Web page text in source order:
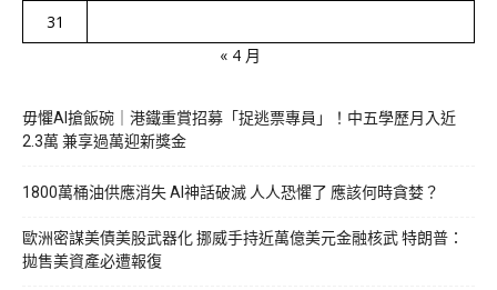
31
« 4 月
毋懼AI搶飯碗｜港鐵重賞招募「捉逃票專員」！中五學歷月入近
2.3萬 兼享過萬迎新獎金
1800萬桶油供應消失 AI神話破滅 人人恐懼了 應該何時貪婪？
歐洲密謀美債美股武器化 挪威手持近萬億美元金融核武 特朗普：
拋售美資產必遭報復